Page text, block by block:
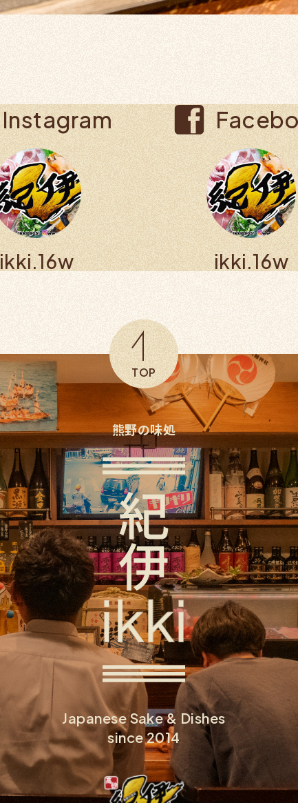
Instagram
ikki.16w ikki.16w
TOP
熊野の味処
Japanese Sake & Dishes
since 2014